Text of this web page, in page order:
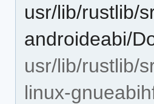
usr/lib/rustlib/
androideabi/
usr/lib/rustlib/
linux-